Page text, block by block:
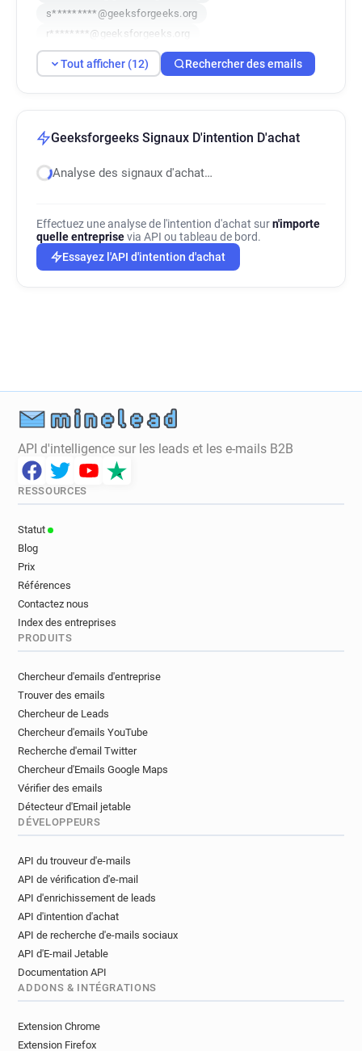
s*********@geeksforgeeks.org
r********@geeksforgeeks.org
y******@geeksforgeeks.org
u********@geeksforgeeks.org
l************@geeksforgeeks.org
a********@geeksforgeeks.org
Tout afficher (12) Rechercher des emails
Geeksforgeeks Signaux D'intention D'achat
Analyse des signaux d'achat…
Effectuez une analyse de l'intention d'achat surn'importe
quelle entreprisevia API ou tableau de bord.
Essayez l'API d'intention d'achat
API d'intelligence sur les leads et les e-mails B2B
RESSOURCES
Statut
Blog
Prix
Références
Contactez nous
Index des entreprises
PRODUITS
Chercheur d'emails d'entreprise
Trouver des emails
Chercheur de Leads
Chercheur d'emails YouTube
Recherche d'email Twitter
Chercheur d'Emails Google Maps
Vérifier des emails
Détecteur d'Email jetable
DÉVELOPPEURS
API du trouveur d'e-mails
API de vérification d'e-mail
API d'enrichissement de leads
API d'intention d'achat
API de recherche d'e-mails sociaux
API d'E-mail Jetable
Documentation API
ADDONS & INTÉGRATIONS
Extension Chrome
Extension Firefox